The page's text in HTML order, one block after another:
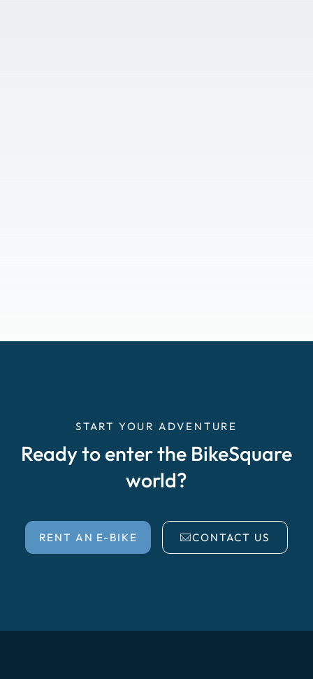
START YOUR ADVENTURE
Ready to enter the BikeSquare
world?
RENT AN E-BIKE CONTACT US